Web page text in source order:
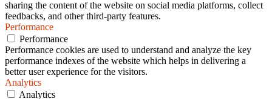
sharing the content of the website on social media platforms, collect
feedbacks, and other third-party features.
Performance
Performance
Performance cookies are used to understand and analyze the key
performance indexes of the website which helps in delivering a
better user experience for the visitors.
Analytics
Analytics